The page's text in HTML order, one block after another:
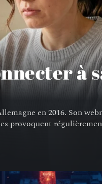
à
en 2016. Son
provoquent